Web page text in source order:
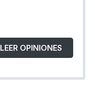
LEER OPINIONES